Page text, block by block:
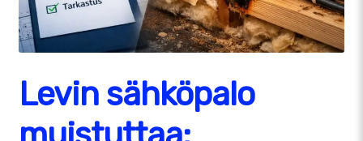
Levin sähköpalo